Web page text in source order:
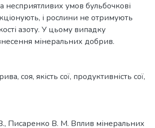
несприятливих умов бульбочкові
і рослини не отримують
азоту. У цьому випадку
мінеральних добрив.
, соя, якість сої, продуктивність сої,
Писаренко В. М. Вплив мінеральних